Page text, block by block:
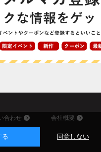
合わせ 会社概要
る 同意しない